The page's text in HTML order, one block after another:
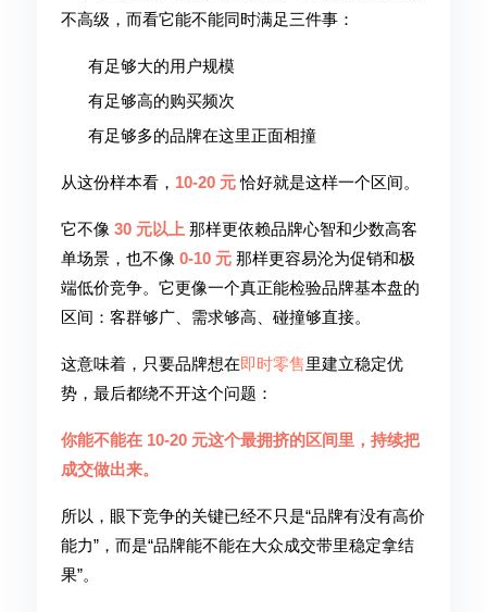
不高级，而看它能不能同时满足三件事：
有足够大的用户规模
有足够高的购买频次
有足够多的品牌在这里正面相撞
从这份样本看， 10-20 元恰好就是这样一个区间。
它不像 30 元以上 那样更依赖品牌心智和少数高客
单场景，也不像 0-10 元 那样更容易沦为促销和极
端低价竞争。它更像一个真正能检验品牌基本盘的
区间：客群够广、需求够高、碰撞够直接。
这意味着，只要品牌想在即时零售里建立稳定优
势，最后都绕不开这个问题：
你能不能在 10-20 元这个最拥挤的区间里，持续把
成交做出来。
所以，眼下竞争的关键已经不只是“品牌有没有高价
能力”，而是“品牌能不能在大众成交带里稳定拿结
果”。